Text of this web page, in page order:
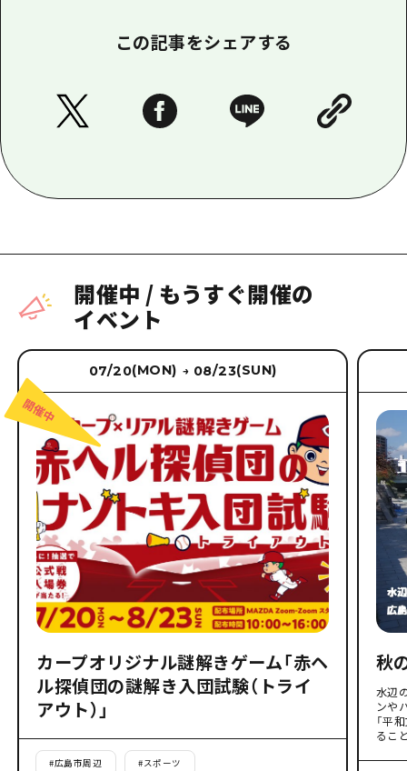
この記事をシェアする
開催中 / もうすぐ開催の
イベント
07/20(MON) → 08/23(SUN)
カープオリジナル謎解きゲーム「赤ヘ
ル探偵団の謎解き入団試験（トライ
アウト）」
#広島市周辺 #スポーツ
秋
水辺
ンや
「平
るこ